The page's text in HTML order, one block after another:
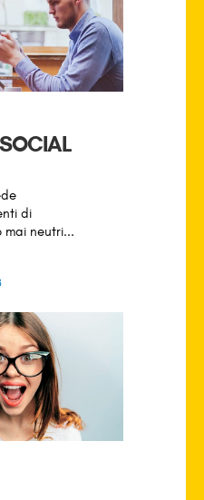
di
mai neutri...